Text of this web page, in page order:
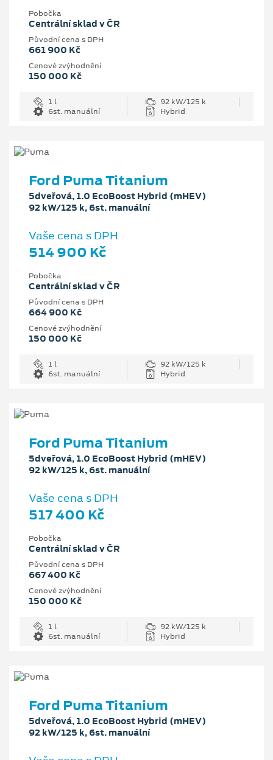
Pobočka
Centrální sklad v ČR
Původní cena s DPH
661 900 Kč
Cenové zvýhodnění
150 000 Kč
1 l
92 kW/125 k
6st. manuální
Hybrid
Ford Puma Titanium
5dveřová, 1.0 EcoBoost Hybrid (mHEV)
92 kW/125 k, 6st. manuální
Vaše cena s DPH
514 900 Kč
Pobočka
Centrální sklad v ČR
Původní cena s DPH
664 900 Kč
Cenové zvýhodnění
150 000 Kč
1 l
92 kW/125 k
6st. manuální
Hybrid
Ford Puma Titanium
5dveřová, 1.0 EcoBoost Hybrid (mHEV)
92 kW/125 k, 6st. manuální
Vaše cena s DPH
517 400 Kč
Pobočka
Centrální sklad v ČR
Původní cena s DPH
667 400 Kč
Cenové zvýhodnění
150 000 Kč
1 l
92 kW/125 k
6st. manuální
Hybrid
Ford Puma Titanium
5dveřová, 1.0 EcoBoost Hybrid (mHEV)
92 kW/125 k, 6st. manuální